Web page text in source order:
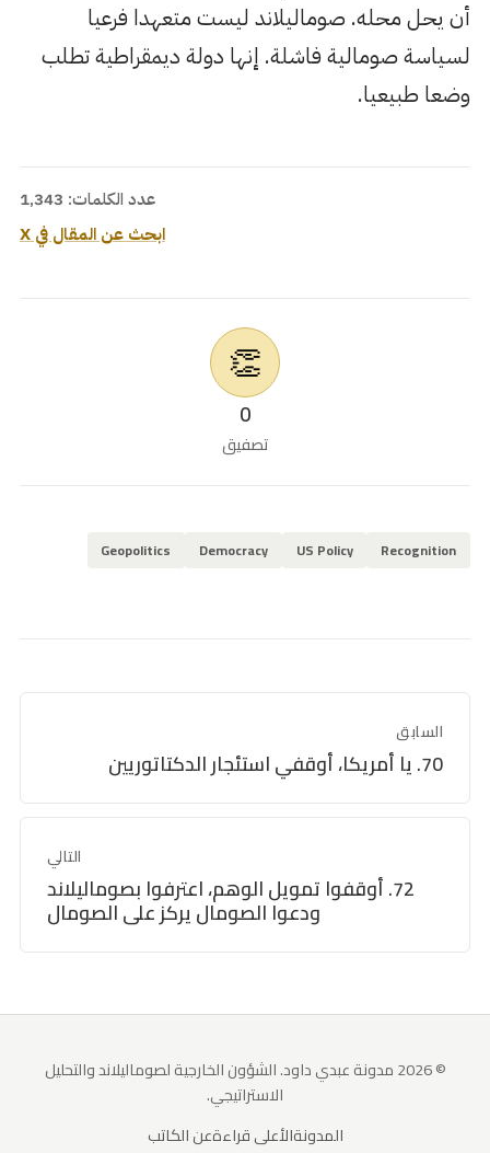
أن يحل محله. صوماليلاند ليست متعهدا فرعيا
لسياسة صومالية فاشلة. إنها دولة ديمقراطية تطلب
وضعا طبيعيا.
عدد الكلمات: 1,343
ابحث عن المقال في X
👏
0
تصفيق
Recognition
US Policy
Democracy
Geopolitics
السابق
70. يا أمريكا، أوقفي استئجار الدكتاتوريين
التالي
72. أوقفوا تمويل الوهم، اعترفوا بصوماليلاند
ودعوا الصومال يركز على الصومال
© 2026 مدونة عبدي داود. الشؤون الخارجية لصوماليلاند والتحليل
الاستراتيجي.
المدونةالأعلى قراءةعن الكاتب